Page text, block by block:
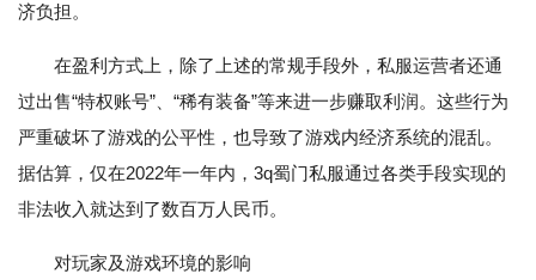
济负担。
在盈利方式上，除了上述的常规手段外，私服运营者还通
过出售“特权账号”、“稀有装备”等来进一步赚取利润。这些行为
严重破坏了游戏的公平性，也导致了游戏内经济系统的混乱。
据估算，仅在2022年一年内，3q蜀门私服通过各类手段实现的
非法收入就达到了数百万人民币。
对玩家及游戏环境的影响